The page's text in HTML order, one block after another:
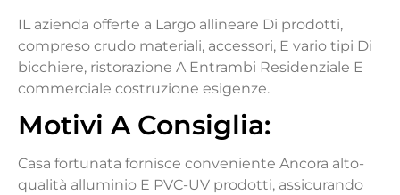
IL azienda offerte a Largo allineare Di prodotti,
compreso crudo materiali, accessori, E vario tipi Di
bicchiere, ristorazione A Entrambi Residenziale E
commerciale costruzione esigenze.
Motivi A Consiglia:
Casa fortunata fornisce conveniente Ancora alto-
qualità alluminio E PVC-UV prodotti, assicurando